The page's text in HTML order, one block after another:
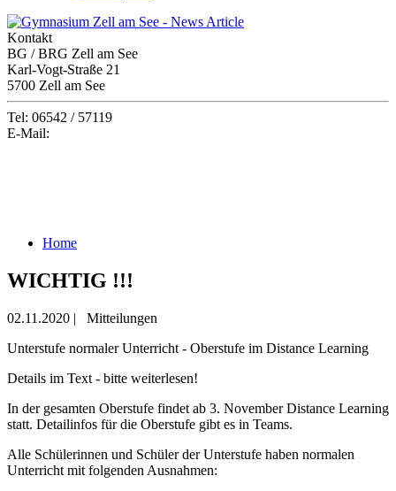
Kontakt
BG / BRG Zell am See
Karl-Vogt-Straße 21
5700 Zell am See
Tel: 06542 / 57119
E-Mail:
Home
WICHTIG !!!
02.11.2020 |
Mitteilungen
Unterstufe normaler Unterricht - Oberstufe im Distance Learning
Details im Text - bitte weiterlesen!
In der gesamten Oberstufe findet ab 3. November Distance Learning
statt. Detailinfos für die Oberstufe gibt es in Teams.
Alle Schülerinnen und Schüler der Unterstufe haben normalen
Unterricht mit folgenden Ausnahmen: